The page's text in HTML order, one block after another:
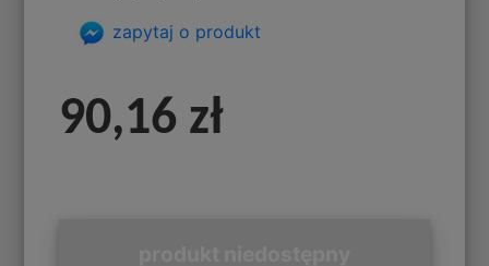
zapytaj o produkt
90,16 zł